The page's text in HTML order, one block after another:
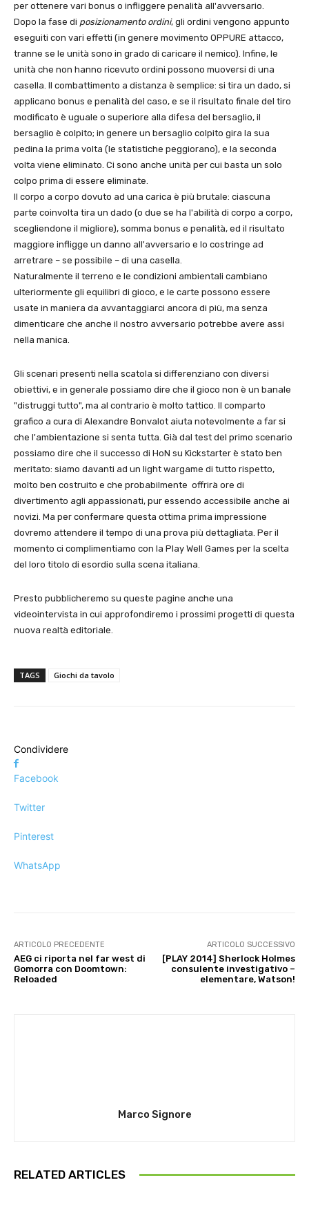
per ottenere vari bonus o infliggere penalità all'avversario.
Dopo la fase di posizionamento ordini, gli ordini vengono appunto
eseguiti con vari effetti (in genere movimento OPPURE attacco,
tranne se le unità sono in grado di caricare il nemico). Infine, le
unità che non hanno ricevuto ordini possono muoversi di una
casella. Il combattimento a distanza è semplice: si tira un dado, si
applicano bonus e penalità del caso, e se il risultato finale del tiro
modificato è uguale o superiore alla difesa del bersaglio, il
bersaglio è colpito; in genere un bersaglio colpito gira la sua
pedina la prima volta (le statistiche peggiorano), e la seconda
volta viene eliminato. Ci sono anche unità per cui basta un solo
colpo prima di essere eliminate.
Il corpo a corpo dovuto ad una carica è più brutale: ciascuna
parte coinvolta tira un dado (o due se ha l'abilità di corpo a corpo,
scegliendone il migliore), somma bonus e penalità, ed il risultato
maggiore infligge un danno all'avversario e lo costringe ad
arretrare – se possibile – di una casella.
Naturalmente il terreno e le condizioni ambientali cambiano
ulteriormente gli equilibri di gioco, e le carte possono essere
usate in maniera da avvantaggiarci ancora di più, ma senza
dimenticare che anche il nostro avversario potrebbe avere assi
nella manica.
Gli scenari presenti nella scatola si differenziano con diversi
obiettivi, e in generale possiamo dire che il gioco non è un banale
"distruggi tutto", ma al contrario è molto tattico. Il comparto
grafico a cura di Alexandre Bonvalot aiuta notevolmente a far si
che l'ambientazione si senta tutta. Già dal test del primo scenario
possiamo dire che il successo di HoN su Kickstarter è stato ben
meritato: siamo davanti ad un light wargame di tutto rispetto,
molto ben costruito e che probabilmente offrirà ore di
divertimento agli appassionati, pur essendo accessibile anche ai
novizi. Ma per confermare questa ottima prima impressione
dovremo attendere il tempo di una prova più dettagliata. Per il
momento ci complimentiamo con la Play Well Games per la scelta
del loro titolo di esordio sulla scena italiana.
Presto pubblicheremo su queste pagine anche una
videointervista in cui approfondiremo i prossimi progetti di questa
nuova realtà editoriale.
TAGS Giochi da tavolo
Condividere
Facebook
Twitter
Pinterest
WhatsApp
ARTICOLO PRECEDENTE
AEG ci riporta nel far west di
Gomorra con Doomtown:
Reloaded
ARTICOLO SUCCESSIVO
[PLAY 2014] Sherlock Holmes
consulente investigativo –
elementare, Watson!
Marco Signore
RELATED ARTICLES